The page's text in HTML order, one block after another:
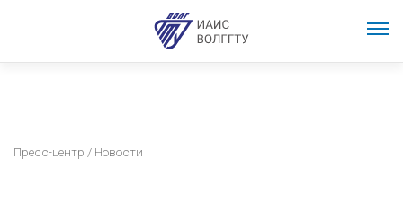
Пресс-центр / Новости